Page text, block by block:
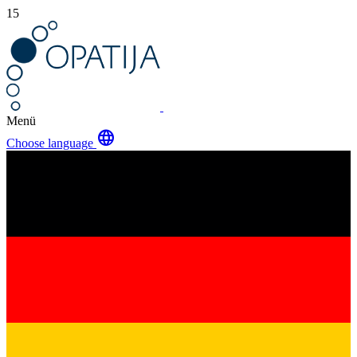
15
Menü
Choose language language